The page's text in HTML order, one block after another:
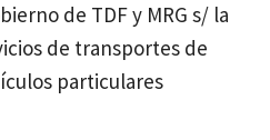
de TDF y MRG s/ la
de transportes de
particulares